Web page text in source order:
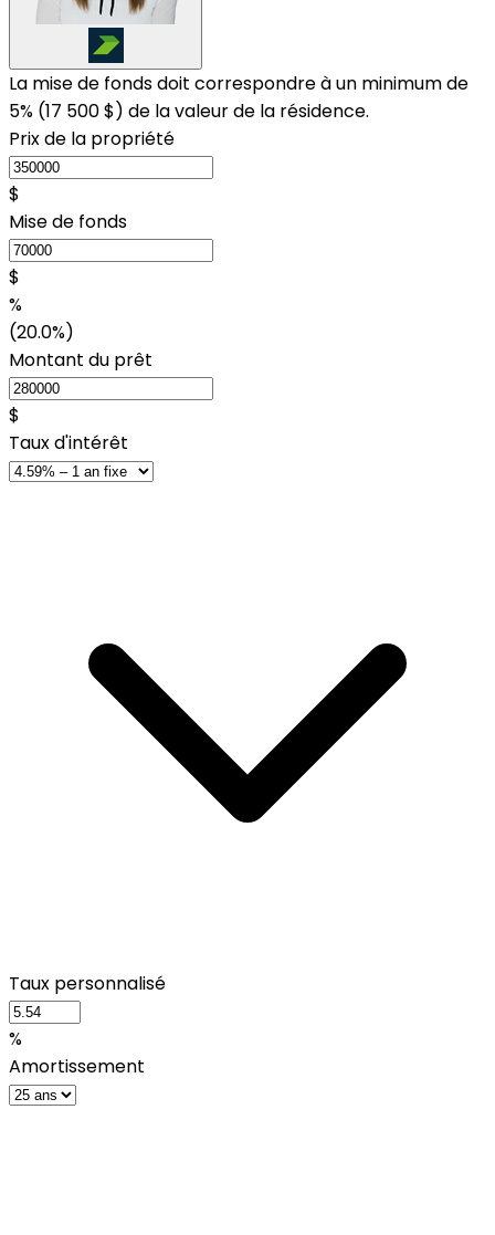
La mise de fonds doit correspondre à un minimum de
5% (17 500 $) de la valeur de la résidence.
Prix de la propriété
$
Mise de fonds
$
%
(20.0%)
Montant du prêt
$
Taux d'intérêt
Taux personnalisé
%
Amortissement